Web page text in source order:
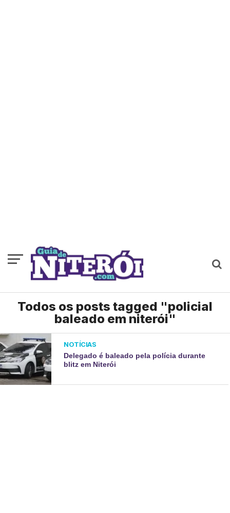
Todos os posts tagged "policial
baleado em niterói"
NOTÍCIAS
Delegado é baleado pela polícia durante
blitz em Niterói